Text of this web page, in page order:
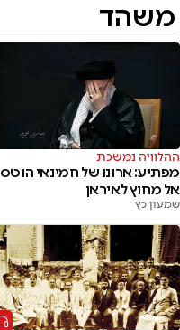
משהד
ההלוויה נמשכת
מפתיע: ארונו של חמינאי הוטס
אל מחוץ לאיראן
שמעון כץ